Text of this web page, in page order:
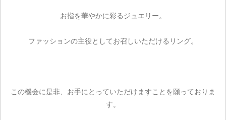
お指を華やかに彩るジュエリー。
ファッションの主役としてお召しいただけるリング。
この機会に是非、お手にとっていただけますことを願っておりま
す。